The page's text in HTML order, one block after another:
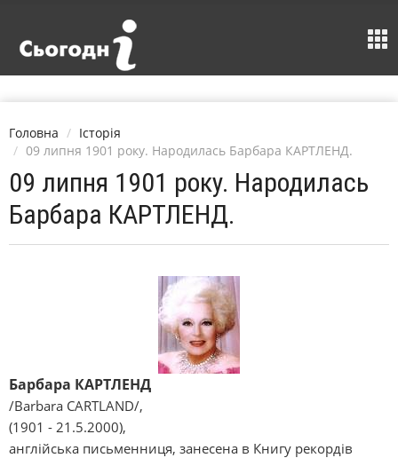
Головна
Історія
09 липня 1901 року. Народилась Барбара КАРТЛЕНД.
09 липня 1901 року. Народилась
Барбара КАРТЛЕНД.
Барбара КАРТЛЕНД
/Barbara CARTLAND/,
(1901 - 21.5.2000),
англійська письменниця, занесена в Книгу рекордів